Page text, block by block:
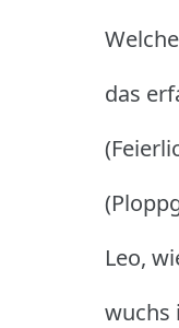
das
Leo,
wuchs